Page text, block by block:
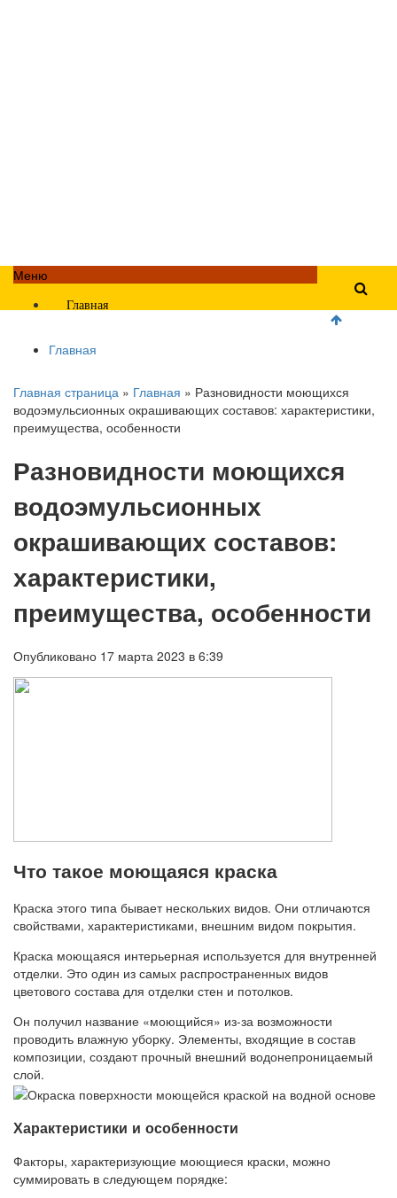
Меню
Главная
Главная
Главная страница » Главная » Разновидности моющихся
водоэмульсионных окрашивающих составов: характеристики,
преимущества, особенности
Разновидности моющихся
водоэмульсионных
окрашивающих составов:
характеристики,
преимущества, особенности
Опубликовано 17 марта 2023 в 6:39
Что такое моющаяся краска
Краска этого типа бывает нескольких видов. Они отличаются
свойствами, характеристиками, внешним видом покрытия.
Краска моющаяся интерьерная используется для внутренней
отделки. Это один из самых распространенных видов
цветового состава для отделки стен и потолков.
Он получил название «моющийся» из-за возможности
проводить влажную уборку. Элементы, входящие в состав
композиции, создают прочный внешний водонепроницаемый
слой.
Характеристики и особенности
Факторы, характеризующие моющиеся краски, можно
суммировать в следующем порядке: